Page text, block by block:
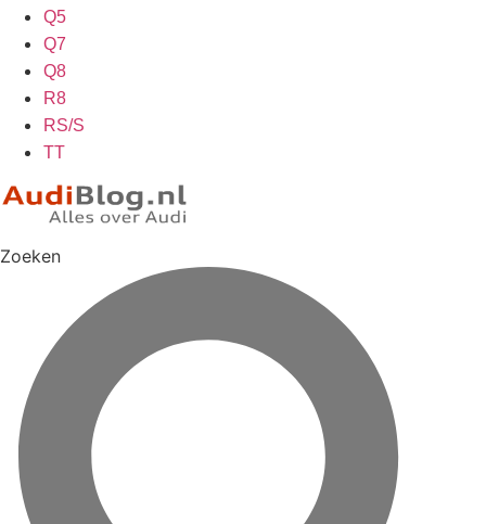
Q5
Q7
Q8
R8
RS/S
TT
Zoeken